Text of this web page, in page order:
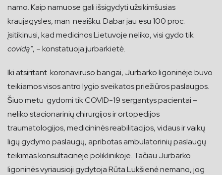
namo. Kaip namuose gali išsigydyti užsikimšusias
kraujagysles, man neaišku. Dabar jau esu 100 proc.
įsitikinusi, kad medicinos Lietuvoje neliko, visi gydo tik
covidą“, – konstatuoja jurbarkietė.
Iki atsiritant koronaviruso bangai, Jurbarko ligoninėje buvo
teikiamos visos antro lygio sveikatos priežiūros paslaugos.
Šiuo metu gydomi tik COVID-19 sergantys pacientai –
neliko stacionarinių chirurgijos ir ortopedijos
traumatologijos, medicininės reabilitacijos, vidaus ir vaikų
ligų gydymo paslaugų, apribotas ambulatorinių paslaugų
teikimas konsultacinėje poliklinikoje. Tačiau Jurbarko
ligoninės vyriausioji gydytoja Rūta Lukšienė nemano, jog